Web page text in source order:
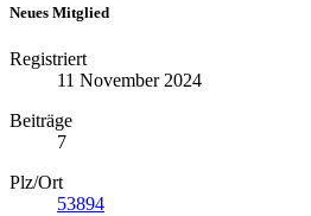
Neues Mitglied
Registriert
11 November 2024
Beiträge
7
Plz/Ort
53894